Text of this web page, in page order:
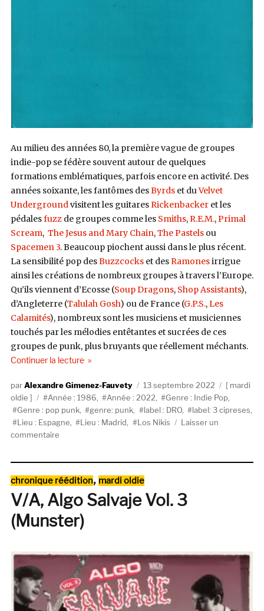
Au milieu des années 80, la première vague de groupes
indie-pop se fédère souvent autour de quelques
formations emblématiques, parfois encore en activité. Des
années soixante, les fantômes desByrdset duVelvet
Undergroundvisitent les guitaresRickenbackeret les
pédalesfuzzde groupes comme les Smiths,R.E.M.,Primal
Scream, The Jesus and Mary Chain,The Pastelsou
Spacemen 3. Beaucoup piochent aussi dans le plus récent.
La sensibilité pop desBuzzcockset desRamonesirrigue
ainsi les créations de nombreux groupes à travers l’Europe.
Qu’ils viennent d’Ecosse (Soup Dragons, Shop Assistants),
d’Angleterre (Talulah Gosh) ou de France (G.P.S.,Les
Calamités), nombreux sont les musiciens et musiciennes
touchés par les mélodies entêtantes et sucrées de ces
groupes de punk, plus bruyants que réellement méchants.
Continuer la lecturede « Los Nikis, Marines A Pleno Sol (3 Cipreses,
AuteurAlexandre Gimenez-Fauvety
Publié
le
13 septembre 2022
mardi
oldie
Étiquettes
Année : 1986 Année : 2022 Genre : Indie Pop
Genre : pop punk
genre: punk label : DRO, label: 3 cipreses
Lieu : Espagne
Lieu : Madrid Los Nikis
Laisser un
commentairesur
A
Pleno
Sol
(3
Catégories
chronique réédition, mardi oldie
V/A, Algo Salvaje Vol. 3
(Munster)